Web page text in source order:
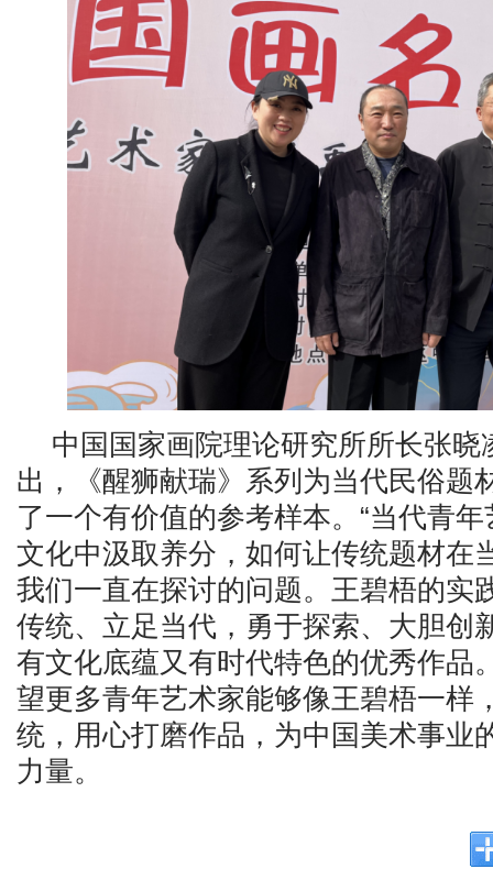
中国国家画院理论研究所所长张晓
出，《醒狮献瑞》系列为当代民俗题
了一个有价值的参考样本。“当代青
文化中汲取养分，如何让传统题材在
我们一直在探讨的问题。王碧梧的实
传统、立足当代，勇于探索、大胆创
有文化底蕴又有时代特色的优秀作品
望更多青年艺术家能够像王碧梧一样
统，用心打磨作品，为中国美术事业
力量。